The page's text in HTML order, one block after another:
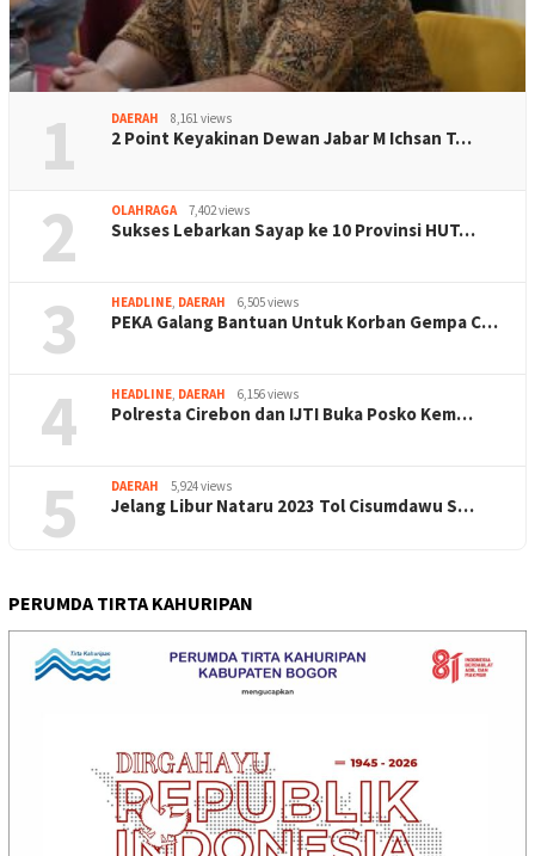
1 DAERAH 8,161 views
2 Point Keyakinan Dewan Jabar M Ichsan T…
2 OLAHRAGA 7,402 views
Sukses Lebarkan Sayap ke 10 Provinsi HUT…
3 HEADLINE, DAERAH 6,505 views
PEKA Galang Bantuan Untuk Korban Gempa C…
4 HEADLINE, DAERAH 6,156 views
Polresta Cirebon dan IJTI Buka Posko Kem…
5 DAERAH 5,924 views
Jelang Libur Nataru 2023 Tol Cisumdawu S…
PERUMDA TIRTA KAHURIPAN